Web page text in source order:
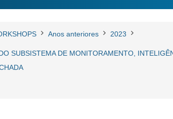
Anos anteriores 2023
SUBSISTEMA DE MONITORAMENTO,